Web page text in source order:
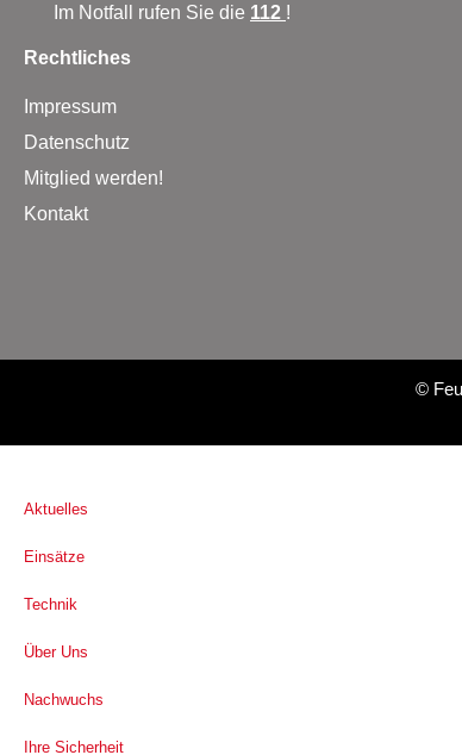
Im Notfall rufen Sie die 112 !
Rechtliches
Impressum
Datenschutz
Mitglied werden!
Kontakt
©
Aktuelles
Einsätze
Technik
Über Uns
Nachwuchs
Ihre Sicherheit